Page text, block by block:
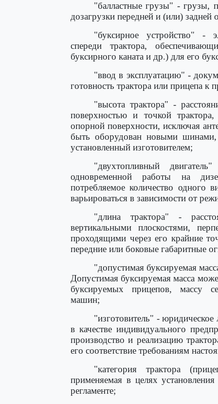
"балластные грузы" - грузы,
дозагрузки передней и (или) задней
"буксирное устройство" -
спереди трактора,
буксирного каната и др.) для его
"ввод в эксплуатацию" -
готовность трактора или прицепа
"высота трактора" -
поверхностью и точкой
опорной поверхности, исключая
быть оборудован новыми
установленный изготовителем;
"двухтопливный
одновременной работы на
потребляемое количество
варьироваться в зависимости от
"длина трактора" -
вертикальными плоскостями,
проходящими через его крайние
передние или боковые габаритные
"допустимая буксируемая
Допустимая буксируемая масса
буксируемых прицепов, массу
машин;
"изготовитель" - юридическое
в качестве индивидуального
производство и реализацию
его соответствие требованиям
"категория трактора
применяемая в целях
регламенте;